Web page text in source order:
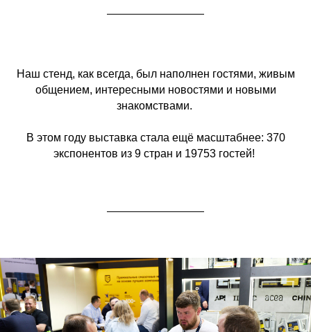
Наш стенд, как всегда, был наполнен гостями, живым
общением, интересными новостями и новыми
знакомствами.
В этом году выставка стала ещё масштабнее: 370
экспонентов из 9 стран и 19753 гостей!